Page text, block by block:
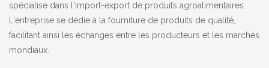
spécialise dans l'import-export de produits agroalimentaires.
L'entreprise se dédie à la fourniture de produits de qualité,
facilitant ainsi les échanges entre les producteurs et les marchés
mondiaux.